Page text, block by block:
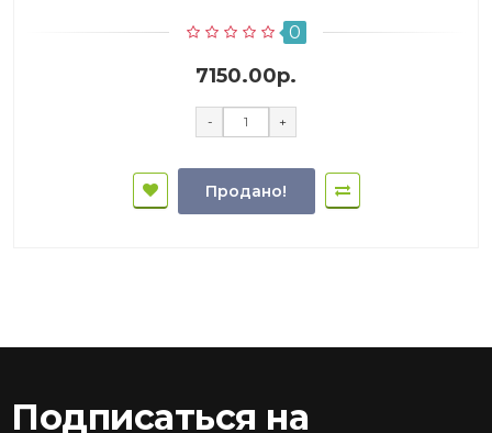
0
7150.00р.
- +
Продано!
Подписаться на